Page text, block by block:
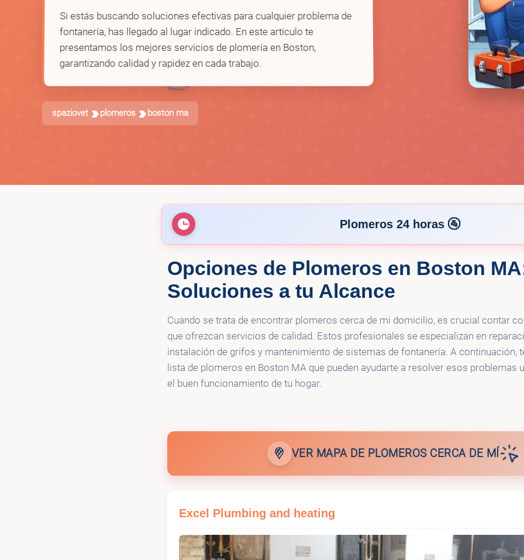
🛁
Si estás buscando soluciones efectivas para cualquier problema de
fontanería, has llegado al lugar indicado. En este artículo te
presentamos los mejores servicios de plomería en Boston,
garantizando calidad y rapidez en cada trabajo.
spaziovet plomeros boston ma
Plomeros 24 horas 🚰
🚰
Roto-Rooter Plumbing & Water
Cleanup
🚰
I&C MECHANICAL ,
Opciones de Plomeros en Boston
Soluciones a tu Alcance
Cuando se trata de encontrar plomeros cerca de mi domicilio, es crucial contar
que ofrezcan servicios de calidad. Estos profesionales se especializan en
instalación de grifos y mantenimiento de sistemas de fontanería. A continuación,
lista de plomeros en Boston MA que pueden ayudarte a resolver esos problemas
el buen funcionamiento de tu hogar.
VER MAPA DE PLOMEROS CERCA DE MÍ
Excel Plumbing and heating